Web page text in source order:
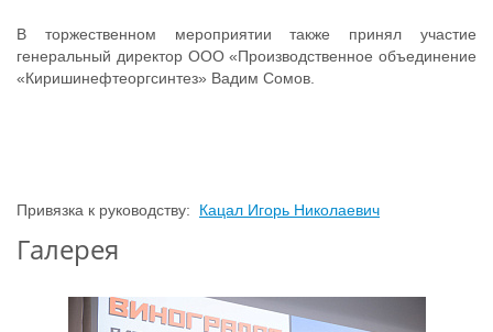
В торжественном мероприятии также принял участие
генеральный директор ООО «Производственное объединение
«Киришинефтеоргсинтез» Вадим Сомов.
Привязка к руководству: Кацал Игорь Николаевич
Галерея